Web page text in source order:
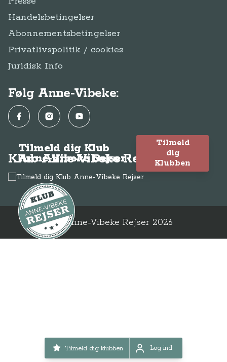
Tilmeld dig klubben Log ind
Log ind
Handelsbetingelser
Abonnementsbetingelser
Privatlivspolitik / cookies
Juridisk Info
Følg Anne-Vibeke:
FacebookInstagramYouTube
Klub Anne-Vibeke Rejser
Tilmeld dig Klub
Anne-Vibeke Rejser
Tilmeld
dig
Klubben
© Anne-Vibeke Rejser 2026